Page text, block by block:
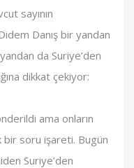
sayının
Danış bir yandan
da Suriye’den
dikkat çekiyor:
ama onların
bir soru işareti. Bugün
Suriye’den